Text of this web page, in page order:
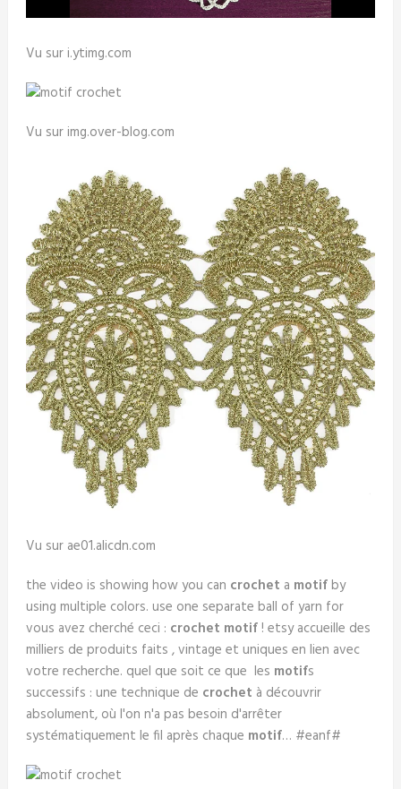
Vu sur i.ytimg.com
Vu sur img.over-blog.com
Vu sur ae01.alicdn.com
the video is showing how you can crochet a motifby
using multiple colors. use one separate ball of yarn for
vous avez cherché ceci : crochet motif! etsy accueille des
milliers de produits faits , vintage et uniques en lien avec
votre recherche. quel que soit ce que les motifs
successifs : une technique de crochet à découvrir
absolument, où l'on n'a pas besoin d'arrêter
systématiquement le fil après chaque motif… #eanf#